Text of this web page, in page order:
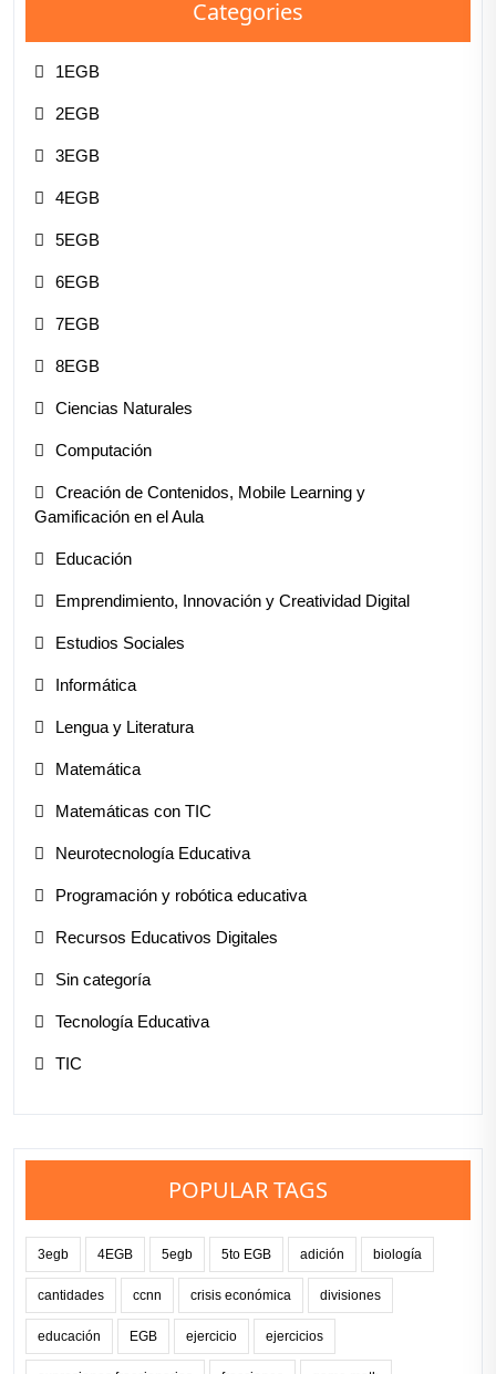
Categories
1EGB
2EGB
3EGB
4EGB
5EGB
6EGB
7EGB
8EGB
Ciencias Naturales
Computación
Creación de Contenidos, Mobile Learning y
Gamificación en el Aula
Educación
Emprendimiento, Innovación y Creatividad Digital
Estudios Sociales
Informática
Lengua y Literatura
Matemática
Matemáticas con TIC
Neurotecnología Educativa
Programación y robótica educativa
Recursos Educativos Digitales
Sin categoría
Tecnología Educativa
TIC
POPULAR TAGS
3egb 4EGB 5egb 5to EGB adición biología
cantidades ccnn crisis económica divisiones
educación EGB ejercicio ejercicios